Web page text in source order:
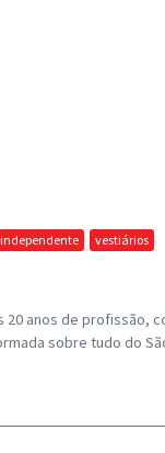
vestiários
anos de profissão,
sobre tudo do